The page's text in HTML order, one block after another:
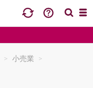
> 小売業
>